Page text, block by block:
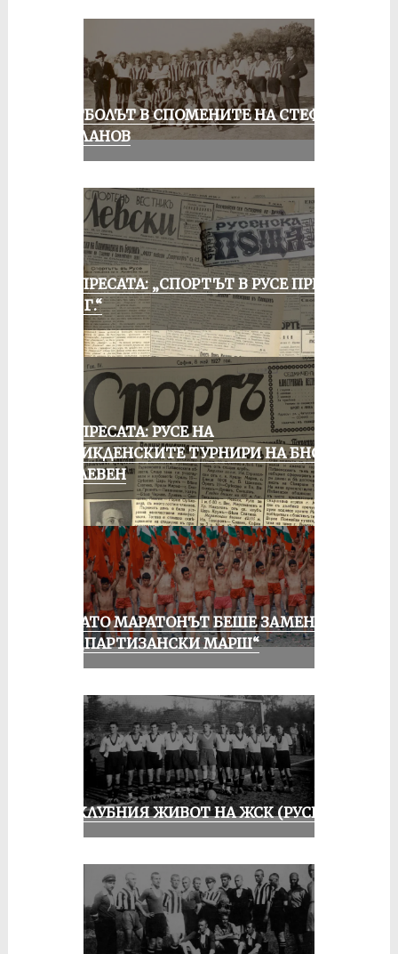
ФУТБОЛЪТ В СПОМЕНИТЕ НА СТЕФАН
МИЛАНОВ
ОТ ПРЕСАТА: „СПОРТЪТ В РУСЕ ПРЕЗ
1935 Г.“
ОТ ПРЕСАТА: РУСЕ НА
ВЕЛИКДЕНСКИТЕ ТУРНИРИ НА БНСФ
В ПЛЕВЕН
КОГАТО МАРАТОНЪТ БЕШЕ ЗАМЕНЕН
ОТ „ПАРТИЗАНСКИ МАРШ“
ИЗ КЛУБНИЯ ЖИВОТ НА ЖСК (РУСЕ)